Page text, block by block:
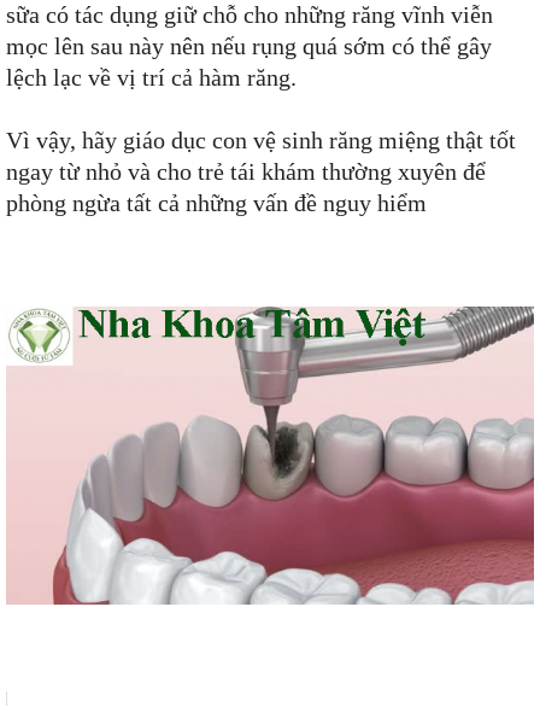
sữa có tác dụng giữ chỗ cho những răng vĩnh viễn
mọc lên sau này nên nếu rụng quá sớm có thể gây
lệch lạc về vị trí cả hàm răng.
Vì vậy, hãy giáo dục con vệ sinh răng miệng thật tốt
ngay từ nhỏ và cho trẻ tái khám thường xuyên để
phòng ngừa tất cả những vấn đề nguy hiểm